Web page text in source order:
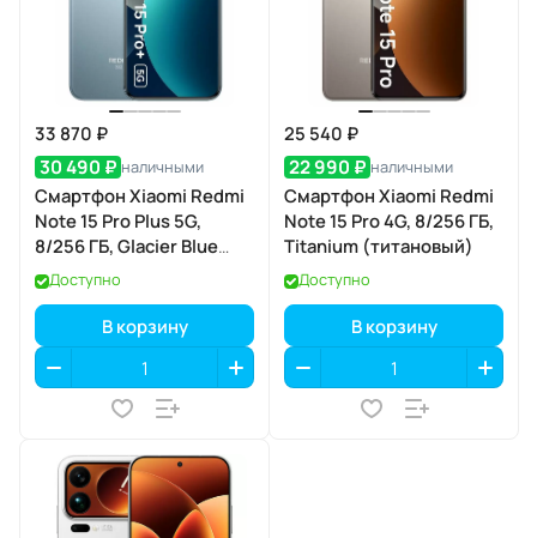
33 870 ₽
30 490 ₽ наличными
Смартфон Xiaomi Redmi
Note 15 Pro Plus 5G,
8/256 ГБ, Glacier Blue
(голубой лёд)
Доступно
В корзину
25 540 ₽
22 990 ₽ наличными
Смартфон Xiaomi Redmi
Note 15 Pro 4G, 8/256 ГБ,
Titanium (титановый)
Доступно
В корзину